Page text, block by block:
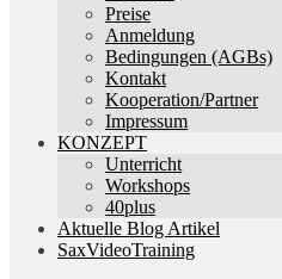
Preise
Anmeldung
Bedingungen (AGBs)
Kontakt
Kooperation/Partner
Impressum
KONZEPT
Unterricht
Workshops
40plus
Aktuelle Blog Artikel
SaxVideoTraining